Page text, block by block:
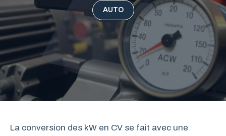
AUTO
La conversion des kW en CV se fait avec une